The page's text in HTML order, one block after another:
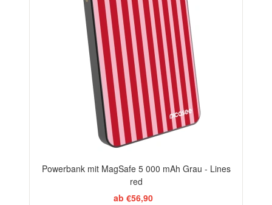
Powerbank mit MagSafe 5 000 mAh Grau - Lines
red
ab €56,90